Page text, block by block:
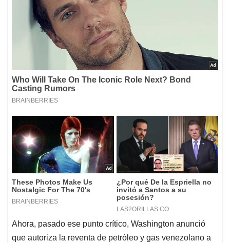
Ahora, pasado ese punto crítico, Washington anunció
que autoriza la reventa de petróleo y gas venezolano a